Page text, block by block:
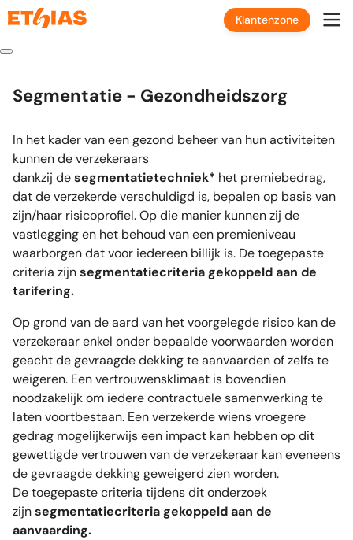
Klantenzone
Segmentatie - Gezondheidszorg
In het kader van een gezond beheer van hun activiteiten
kunnen de verzekeraars
dankzij desegmentatietechniek* het premiebedrag,
dat de verzekerde verschuldigd is, bepalen op basis van
zijn/haar risicoprofiel. Op die manier kunnen zij de
vastlegging en het behoud van een premieniveau
waarborgen dat voor iedereen billijk is. De toegepaste
criteria zijnsegmentatiecriteria gekoppeld aan de
tarifering.
Op grond van de aard van het voorgelegde risico kan de
verzekeraar enkel onder bepaalde voorwaarden worden
geacht de gevraagde dekking te aanvaarden of zelfs te
weigeren. Een vertrouwensklimaat is bovendien
noodzakelijk om iedere contractuele samenwerking te
laten voortbestaan. Een verzekerde wiens vroegere
gedrag mogelijkerwijs een impact kan hebben op dit
gewettigde vertrouwen van de verzekeraar kan eveneens
de gevraagde dekking geweigerd zien worden.
De toegepaste criteria tijdens dit onderzoek
zijnsegmentatiecriteria gekoppeld aan de
aanvaarding.